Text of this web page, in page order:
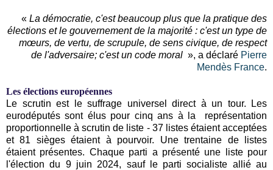
« La démocratie, c'est beaucoup plus que la pratique des
élections et le gouvernement de la majorité : c'est un type de
mœurs, de vertu, de scrupule, de sens civique, de respect
de l'adversaire; c'est un code moral », a déclaré Pierre
Mendès France.
Les élections européennes
Le scrutin est le suffrage universel direct à un tour. Les
eurodéputés sont élus pour cinq ans à la représentation
proportionnelle à scrutin de liste - 37 listes étaient acceptées
et 81 sièges étaient à pourvoir. Une trentaine de listes
étaient présentes. Chaque parti a présenté une liste pour
l'élection du 9 juin 2024, sauf le parti socialiste allié au